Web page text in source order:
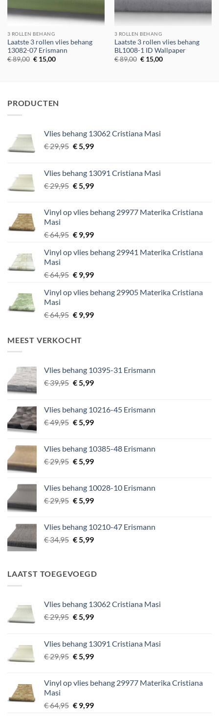
3 ROLLEN BEHANG
Laatste 3 rollen vlies behang
13082-07 Erismann
€89,00 Oorspronkelijke
€15,00Huidige
3 ROLLEN BEHANG
Laatste 3 rollen vlies behang
BL1008-1 ID Wallpaper
€89,00 Oorspronkelijke
€15,00Huidige
PRODUCTEN
Vlies behang 13062 Cristiana Masi
€29,95 Oorspronkelijke
€ 29,95.
€5,99Huidige
€ 5,99.
Vlies behang 13091 Cristiana Masi
€29,95 Oorspronkelijke
€ 29,95.
€5,99Huidige
€ 5,99.
Vinyl op vlies behang 29977 Materika Cristiana
Masi
€64,95 Oorspronkelijke
was:
€9,99Huidige
is:
Vinyl op vlies behang 29941 Materika Cristiana
Masi
€64,95 Oorspronkelijke
was:
€9,99Huidige
is:
Vinyl op vlies behang 29905 Materika Cristiana
Masi
€64,95 Oorspronkelijke
€ 64,95.
€9,99Huidige
MEEST VERKOCHT
Vlies behang 10395-31 Erismann
€39,95 Oorspronkelijke
€ 39,95.
€5,99Huidige
€ 5,99.
Vlies behang 10216-45 Erismann
€49,95 Oorspronkelijke
€ 49,95.
€5,99Huidige
€ 5,99.
Vlies behang 10385-48 Erismann
€29,95 Oorspronkelijke
€ 29,95.
€5,99Huidige
€ 5,99.
Vlies behang 10028-10 Erismann
€29,95 Oorspronkelijke
€ 29,95.
€5,99Huidige
€ 5,99.
Vlies behang 10210-47 Erismann
€34,95 Oorspronkelijke
€ 34,95.
€5,99Huidige
€ 5,99.
LAATST TOEGEVOEGD
Vlies behang 13062 Cristiana Masi
€29,95 Oorspronkelijke
€ 29,95.
€5,99Huidige
€ 5,99.
Vlies behang 13091 Cristiana Masi
€29,95 Oorspronkelijke
€ 29,95.
€5,99Huidige
€ 5,99.
Vinyl op vlies behang 29977 Materika Cristiana
Masi
€64,95 Oorspronkelijke
€9,99Huidige